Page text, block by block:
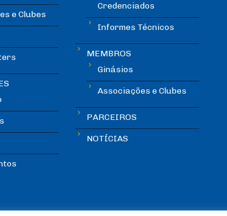
e Clubes
Credenciados
Informes Técnicos
MEMBROS
Ginásios
Associações e Clubes
PARCEIROS
NOTÍCIAS